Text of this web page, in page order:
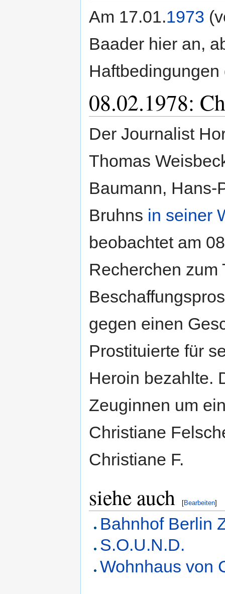
Am 17.01.1973
Baader hier an,
08.02.1978:
Der Journalist
Thomas
Baumann, Hans-
Bruhns in seiner
beobachtet am
Recherchen zum
gegen einen
Prostituierte für
Heroin bezahlte.
Zeuginnen um
Christiane
Christiane F.
siehe auch [Bearbeiten]
Bahnhof Berlin
S.O.U.N.D.
Wohnhaus von